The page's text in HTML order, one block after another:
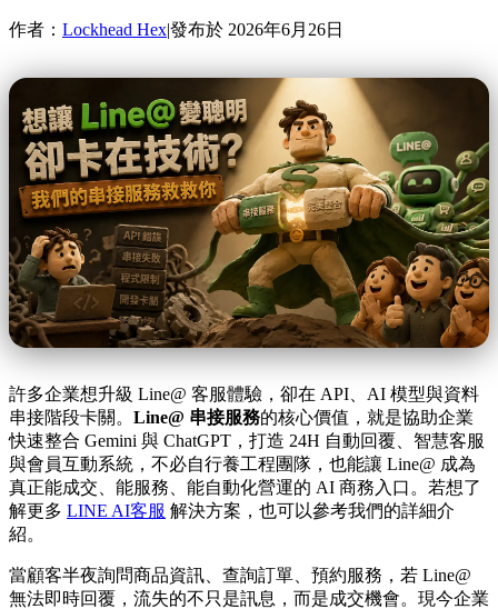
作者： Lockhead Hex|發布於 2026年6月26日
許多企業想升級 Line@ 客服體驗，卻在 API、AI 模型與資料
串接階段卡關。 Line@ 串接服務的核心價值，就是協助企業
快速整合 Gemini 與 ChatGPT，打造 24H 自動回覆、智慧客服
與會員互動系統，不必自行養工程團隊，也能讓 Line@ 成為
真正能成交、能服務、能自動化營運的 AI 商務入口。若想了
解更多 LINE AI客服 解決方案，也可以參考我們的詳細介
紹。
當顧客半夜詢問商品資訊、查詢訂單、預約服務，若 Line@
無法即時回覆，流失的不只是訊息，而是成交機會。現今企業